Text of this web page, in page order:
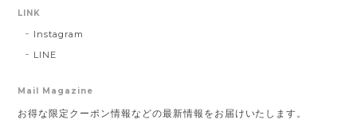
LINK
Instagram
LINE
Mail Magazine
お得な限定クーポン情報などの最新情報をお届けいたします。